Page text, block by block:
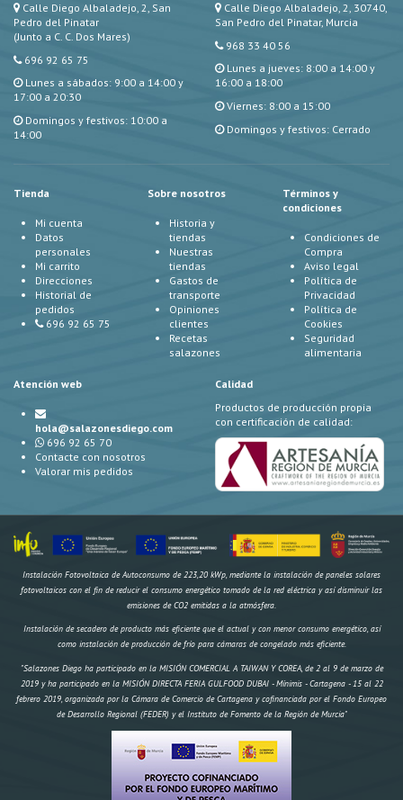
Calle Diego Albaladejo, 2, San
Pedro del Pinatar
(Junto a C. C. Dos Mares)
696 92 65 75
Lunes a sábados: 9:00 a 14:00 y
17:00 a 20:30
Domingos y festivos: 10:00 a
14:00
Calle Diego Albaladejo, 2, 30740,
San Pedro del Pinatar, Murcia
968 33 40 56
Lunes a jueves: 8:00 a 14:00 y
16:00 a 18:00
Viernes: 8:00 a 15:00
Domingos y festivos: Cerrado
Tienda
Mi cuenta
Datos
personales
Mi carrito
Direcciones
Historial de
pedidos
696 92 65 75
Sobre nosotros
Historia y
tiendas
Nuestras
tiendas
Gastos de
transporte
Opiniones
clientes
Recetas
salazones
Términos y
condiciones
Condiciones de
Compra
Aviso legal
Política de
Privacidad
Política de
Cookies
Seguridad
alimentaria
Atención web
hola@salazonesdiego.com
696 92 65 70
Contacte con nosotros
Valorar mis pedidos
Calidad
Productos de producción propia
con certificación de calidad:
Instalación Fotovoltaica de Autoconsumo de 223,20 kWp, mediante la instalación de paneles solares
fotovoltaicos con el fin de reducir el consumo energético tomado de la red eléctrica y así disminuir las
emisiones de CO2 emitidas a la atmósfera.
Instalación de secadero de producto más eficiente que el actual y con menor consumo energético, así
como instalación de producción de frío para cámaras de congelado más eficiente.
"Salazones Diego ha participado en la MISIÓN COMERCIAL A TAIWAN Y COREA, de 2 al 9 de marzo de
2019 y ha participado en la MISIÓN DIRECTA FERIA GULFOOD DUBAI - Mínimis - Cartagena - 15 al 22
febrero 2019, organizada por la Cámara de Comercio de Cartagena y cofinanciada por el Fondo Europeo
de Desarrollo Regional (FEDER) y el Instituto de Fomento de la Región de Murcia"